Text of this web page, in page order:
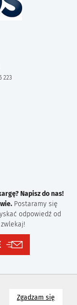
Zgadzam się
223
Napisz do nas!
Postaramy się
odpowiedź od